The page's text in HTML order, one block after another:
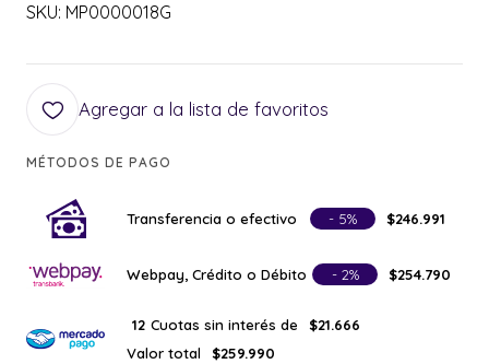
SKU: MP0000018G
Agregar a la lista de favoritos
MÉTODOS DE PAGO
Transferencia o efectivo - 5% $246.991
Webpay, Crédito o Débito - 2% $254.790
12 Cuotas sin interés de
$21.666
Valor total
$259.990